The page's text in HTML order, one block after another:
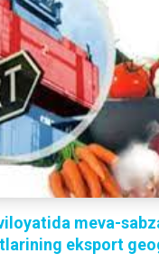
meva-
eksport